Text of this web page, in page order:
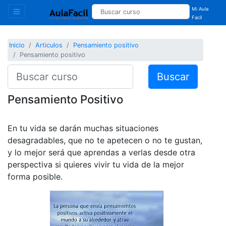
Mi Aula
Facil
Inicio Articulos
Pensamiento positivo
Pensamiento positivo
Buscar
Pensamiento Positivo
En tu vida se darán muchas situaciones
desagradables, que no te apetecen o no te gustan,
y lo mejor será que aprendas a verlas desde otra
perspectiva si quieres vivir tu vida de la mejor
forma posible.